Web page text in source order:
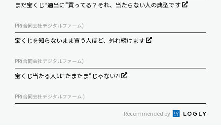
まだ宝くじ“適当に”買ってる？それ、当たらない人の典型です
PR(合同会社デジタルファーム)
宝くじを知らないまま買う人ほど、外れ続けます
PR(合同会社デジタルファーム)
宝くじ当たる人は“たまたま”じゃない?!
PR(合同会社デジタルファーム )
Recommended by